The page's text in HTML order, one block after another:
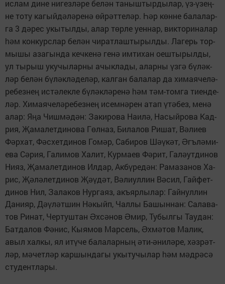
ис­лам ди­не ни­гез­лә­ре бе­лән та­ныш­тыр­ды­лар, үз-үзең­
не то­ту ка­гый­дә­лә­ре­нә өй­рәт­те­ләр. Һәр көн­не ба­ла­лар­
га 3 дә­рес укы­тыл­ды, алар төр­ле уен­нар, вик­то­ри­на­лар
һәм кон­курс­лар бе­лән чи­рат­лаш­ты­рыл­ды. Ла­герь тор­
мы­шы аза­гын­да кеч­ке­нә ге­нә им­ти­хан оеш­ты­рыл­ды,
ул ты­рыш уку­чы­лар­ны ачык­ла­ды, алар­ны үз­гә бү­ләк­
ләр бе­лән бү­ләк­лә­де­ләр, кал­ган ба­ла­лар да хи­ма­я­че­лә­
ре­без­нең ис­тә­лек­ле бү­ләк­лә­ре­нә һәм тәм-том­га ти­ен­де­
ләр. Хи­ма­я­че­лә­ре­без­нең исем­нә­рен атап үтә­без, ме­нә
алар: Яңа Чиш­мә­дән: За­ки­ро­ва На­и­лә, На­сый­ро­ва Кад­
рия, Җа­ма­лет­ди­но­ва Гөл­наз, Би­ла­лов Ри­шат, Вә­ли­ев
Фәр­хат, Фәс­хет­ди­нов Го­мәр, Са­би­ров Шәү­кәт, Әгъ­лә­ми­
е­ва Сә­рия, Га­ли­мов Ха­лит, Кур­ма­ев Фә­рит, Га­ләут­ди­нов
Ни­яз, Җа­ма­лет­ди­нов Ил­дар,Ак­бү­ре­дән: Ра­ма­за­нов Ха­
рис, Җә­лә­лет­ди­нов Җәү­дәт, Вә­лиул­лин Вә­сил, Гай­фет­
ди­нов Нил, За­ла­ков Нур­га­яз, акъ­яр­лы­лар: Гай­нул­лин
Да­ни­яр, Дәү­ләт­шин Нә­кыйп, Чал­лы Ба­шын­нан: Са­ла­ва­
тов Ри­нат, Чер­туш­тан Әх­сә­нов Әмир,Ту­был­гы Тау­дан:
Бат­да­лов Фә­нис, Кы­я­мов Мар­сель, Әх­мә­тов Ма­лик,
авыл хал­кы, ял итү­че ба­ла­лар­ның әти-әни­лә­ре, хәз­рәт­
ләр, мә­чет­ләр кар­шын­да­гы укы­ту­чы­лар һәм мәд­рә­сә
сту­дент­ла­ры.